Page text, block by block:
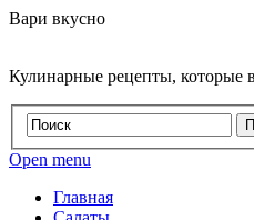
Вари вкусно
Кулинарные рецепты, которые
Open menu
Главная